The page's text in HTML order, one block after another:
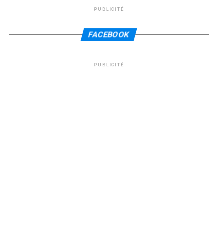
PUBLICITÉ
FACEBOOK
PUBLICITÉ